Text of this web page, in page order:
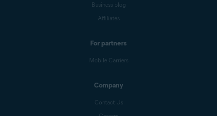
Business blog
Affiliates
For partners
Mobile Carriers
Company
Contact Us